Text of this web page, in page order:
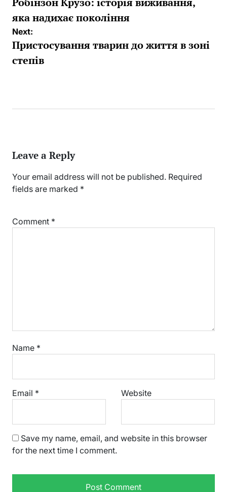
navigation
яка надихає покоління
Next:
Пристосування тварин до життя в зоні
степів
Leave a Reply
Your email address will not be published. Required
fields are marked *
Comment *
Name *
Email * Website
Save my name, email, and website in this browser
for the next time I comment.